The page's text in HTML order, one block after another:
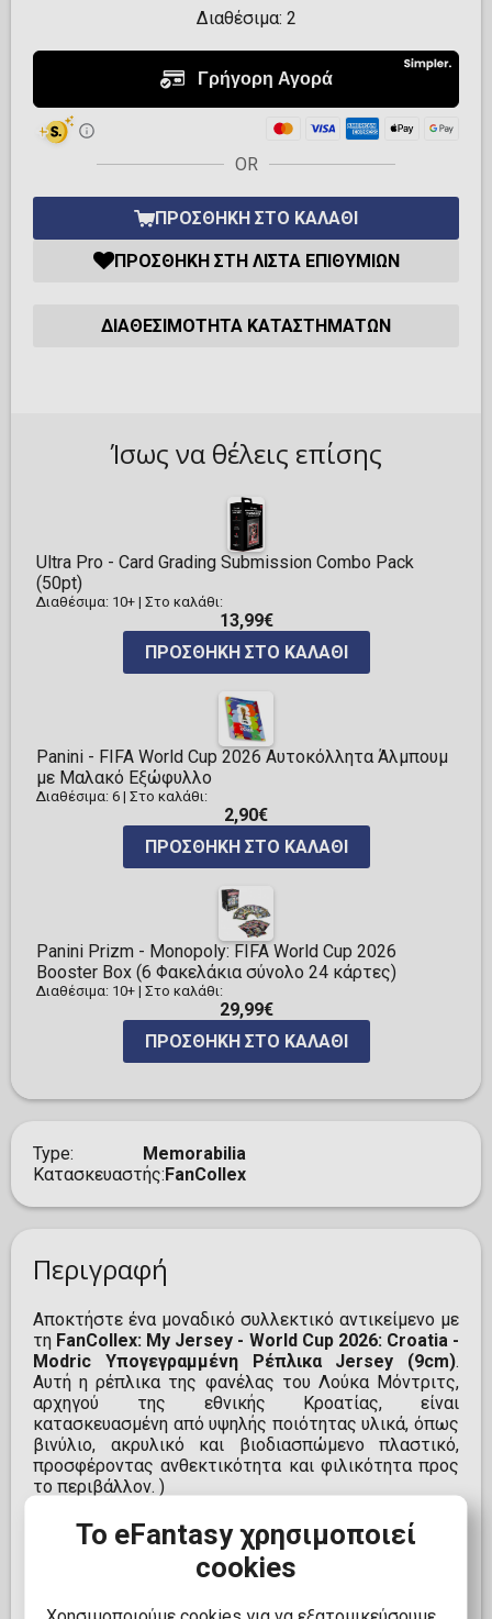
Διαθέσιμα: 2
OR
ΠΡΟΣΘΉΚΗ ΣΤΟ ΚΑΛΆΘΙ
ΠΡΟΣΘΉΚΗ ΣΤΗ ΛΊΣΤΑ ΕΠΙΘΥΜΙΏΝ
ΔΙΑΘΕΣΙΜΌΤΗΤΑ ΚΑΤΑΣΤΗΜΆΤΩΝ
Ίσως να θέλεις επίσης
Ultra Pro - Card Grading Submission Combo Pack
(50pt)
Διαθέσιμα: 10+ | Στο καλάθι:
13,99€
ΠΡΟΣΘΉΚΗ ΣΤΟ ΚΑΛΆΘΙ
Panini - FIFA World Cup 2026 Αυτοκόλλητα Άλμπουμ
με Μαλακό Εξώφυλλο
Διαθέσιμα: 6 | Στο καλάθι:
2,90€
ΠΡΟΣΘΉΚΗ ΣΤΟ ΚΑΛΆΘΙ
Panini Prizm - Monopoly: FIFA World Cup 2026
Booster Box (6 Φακελάκια σύνολο 24 κάρτες)
Διαθέσιμα: 10+ | Στο καλάθι:
29,99€
ΠΡΟΣΘΉΚΗ ΣΤΟ ΚΑΛΆΘΙ
Type
Memorabilia
Κατασκευαστής FanCollex
Περιγραφή
Αποκτήστε ένα μοναδικό συλλεκτικό αντικείμενο με
τη FanCollex: My Jersey - World Cup 2026: Croatia -
Modric Υπογεγραμμένη Ρέπλικα Jersey (9cm).
Αυτή η ρέπλικα της φανέλας του Λούκα Μόντριτς,
αρχηγού της εθνικής Κροατίας, είναι
κατασκευασμένη από υψηλής ποιότητας υλικά, όπως
βινύλιο, ακρυλικό και βιοδιασπώμενο πλαστικό,
προσφέροντας ανθεκτικότητα και φιλικότητα προς
το περιβάλλον. )
Με διαστάσεις 9,5 εκ. ύψος και 9,1 εκ. πλάτος,
συμπεριλαμβανομένης της θήκης, αυτή η ρέπλικα
είναι ιδανική για να κοσμήσει τη συλλογή κάθε
τεχνολογία επαυξημένης πραγματικότητας,
Το eFantasy χρησιμοποιεί
cookies